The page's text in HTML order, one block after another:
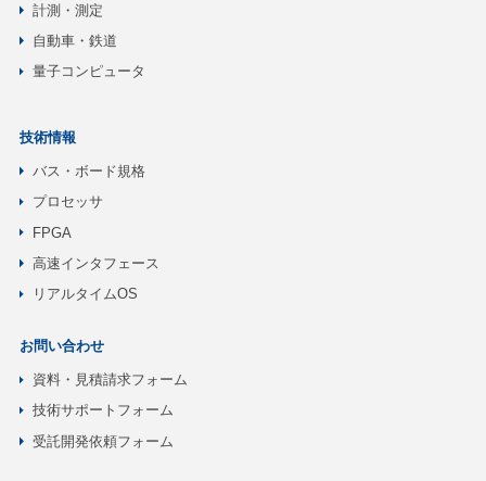
計測・測定
自動車・鉄道
量子コンピュータ
技術情報
バス・ボード規格
プロセッサ
FPGA
高速インタフェース
リアルタイムOS
お問い合わせ
資料・見積請求フォーム
技術サポートフォーム
受託開発依頼フォーム